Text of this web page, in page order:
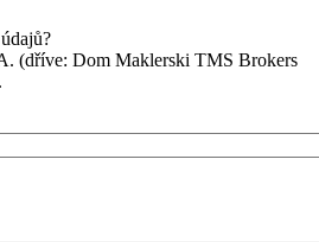
(dříve: Dom Maklerski TMS Brokers